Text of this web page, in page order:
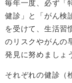
毎年一度、必ず「
健診」と「がん検
を受けて、生活習
のリスクやがんの
発見に努めましょ
それぞれの健診（